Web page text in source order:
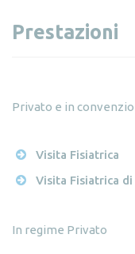
Prestazioni
Privato e in
Visita Fisiatrica
Visita Fisiatrica
In regime Privato